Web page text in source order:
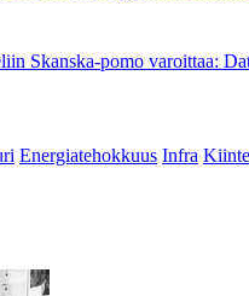
Skanska-pomo varoittaa:
Energiatehokkuus Infra